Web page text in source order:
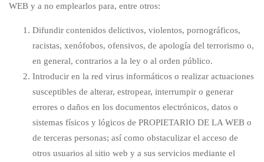
WEB y a no emplearlos para, entre otros:
Difundir contenidos delictivos, violentos, pornográficos,
racistas, xenófobos, ofensivos, de apología del terrorismo o,
en general, contrarios a la ley o al orden público.
Introducir en la red virus informáticos o realizar actuaciones
susceptibles de alterar, estropear, interrumpir o generar
errores o daños en los documentos electrónicos, datos o
sistemas físicos y lógicos de PROPIETARIO DE LA WEB o
de terceras personas; así como obstaculizar el acceso de
otros usuarios al sitio web y a sus servicios mediante el